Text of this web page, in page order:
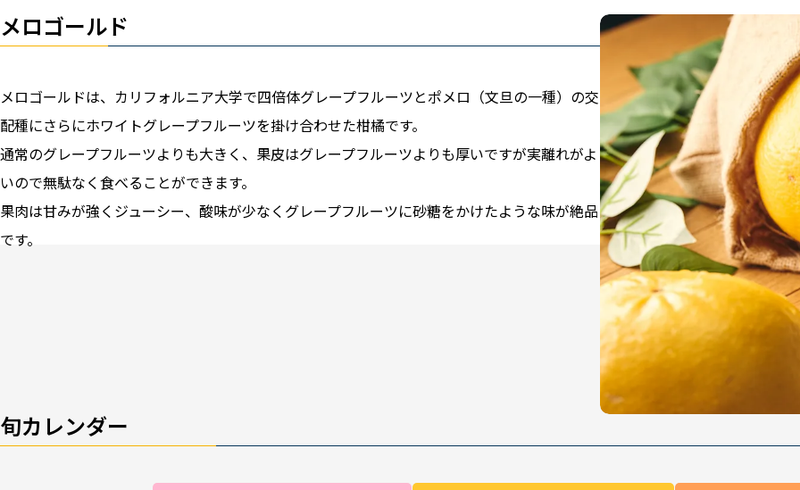
メロゴールド
メロゴールドは、カリフォルニア大学で四倍体グレープフルーツとポメロ（文旦の一種）の交
配種にさらにホワイトグレープフルーツを掛け合わせた柑橘です。
通常のグレープフルーツよりも大きく、果皮はグレープフルーツよりも厚いですが実離れがよ
いので無駄なく食べることができます。
果肉は甘みが強くジューシー、酸味が少なくグレープフルーツに砂糖をかけたような味が絶品
です。
旬カレンダー